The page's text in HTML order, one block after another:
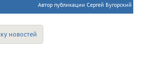
Автор публикации Сергей Бугорский
новостей